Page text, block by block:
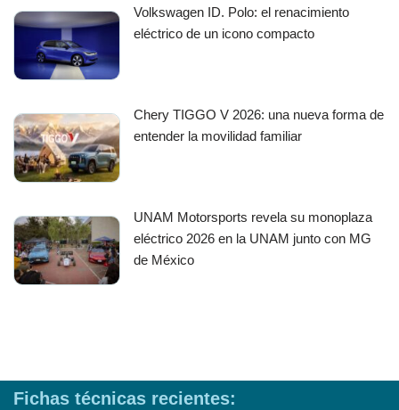
Volkswagen ID. Polo: el renacimiento
eléctrico de un icono compacto
Chery TIGGO V 2026: una nueva forma de
entender la movilidad familiar
UNAM Motorsports revela su monoplaza
eléctrico 2026 en la UNAM junto con MG
de México
Fichas técnicas recientes: